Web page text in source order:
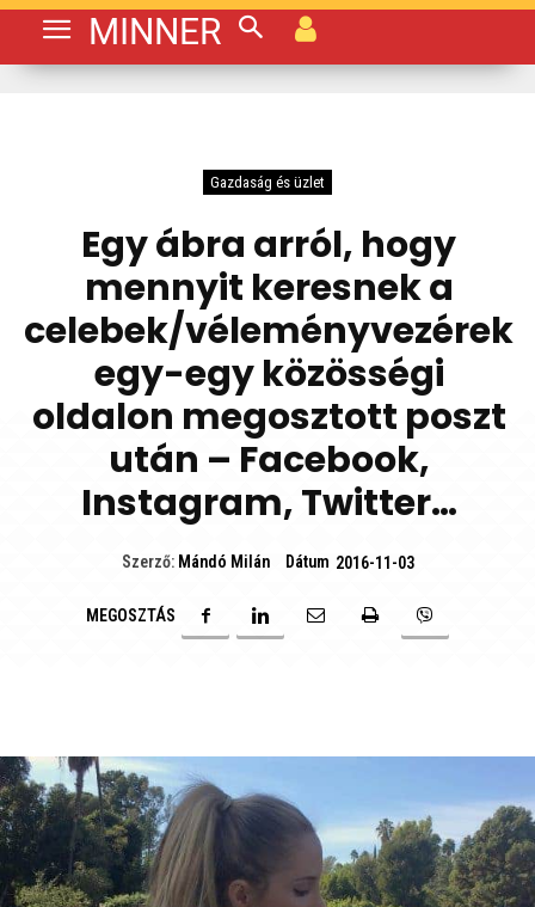
MINNER
Gazdaság és üzlet
Egy ábra arról, hogy
mennyit keresnek a
celebek/véleményvezérek
egy-egy közösségi
oldalon megosztott poszt
után – Facebook,
Instagram, Twitter…
Szerző: Mándó Milán Dátum 2016-11-03
MEGOSZTÁS